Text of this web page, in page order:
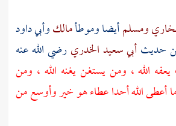
ومسلمأيضا وموطأمالكوأبي داود
حديثأبي سعيد الخدريرضي الله عنه
الله ، ومن يستغن يغنه الله ، ومن
أعطى الله أحدا عطاء هو خير وأوسع من